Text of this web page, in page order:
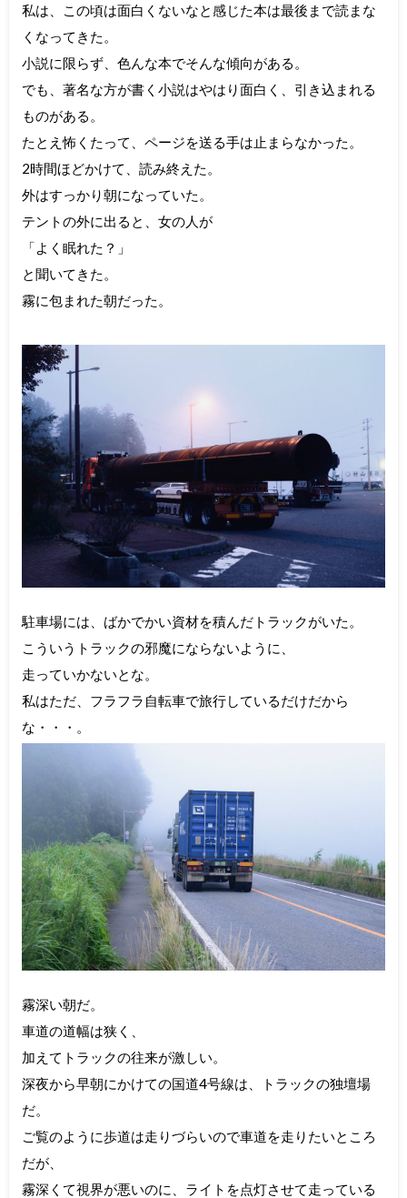
私は、この頃は面白くないなと感じた本は最後まで読まな
くなってきた。
小説に限らず、色んな本でそんな傾向がある。
でも、著名な方が書く小説はやはり面白く、引き込まれる
ものがある。
たとえ怖くたって、ページを送る手は止まらなかった。
2時間ほどかけて、読み終えた。
外はすっかり朝になっていた。
テントの外に出ると、女の人が
「よく眠れた？」
と聞いてきた。
霧に包まれた朝だった。
駐車場には、ばかでかい資材を積んだトラックがいた。
こういうトラックの邪魔にならないように、
走っていかないとな。
私はただ、フラフラ自転車で旅行しているだけだから
な・・・。
霧深い朝だ。
車道の道幅は狭く、
加えてトラックの往来が激しい。
深夜から早朝にかけての国道4号線は、トラックの独壇場
だ。
ご覧のように歩道は走りづらいので車道を走りたいところ
だが、
霧深くて視界が悪いのに、ライトを点灯させて走っている